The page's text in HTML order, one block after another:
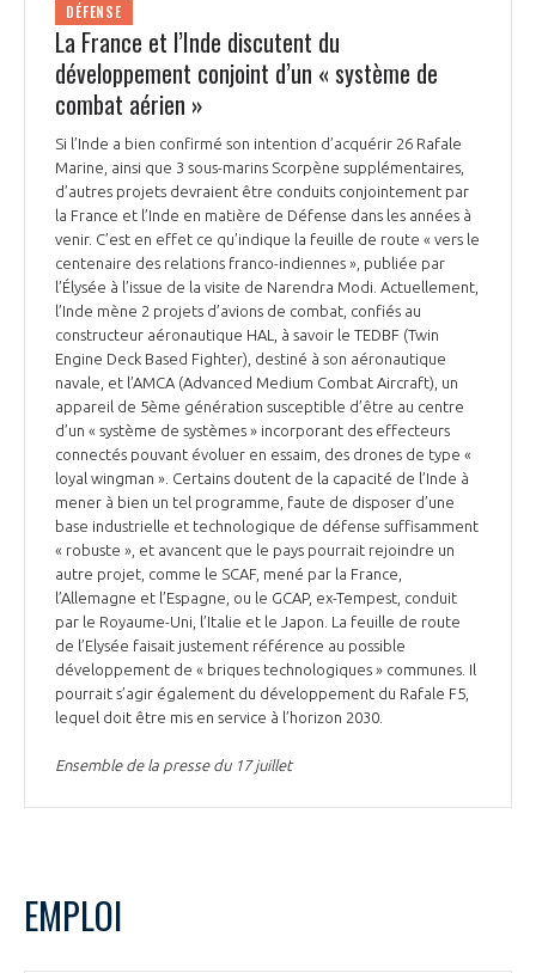
DÉFENSE
La France et l’Inde discutent du
développement conjoint d’un « système de
combat aérien »
Si l’Inde a bien confirmé son intention d’acquérir 26 Rafale
Marine, ainsi que 3 sous-marins Scorpène supplémentaires,
d’autres projets devraient être conduits conjointement par
la France et l’Inde en matière de Défense dans les années à
venir. C’est en effet ce qu’indique la feuille de route « vers le
centenaire des relations franco-indiennes », publiée par
l’Élysée à l’issue de la visite de Narendra Modi. Actuellement,
l’Inde mène 2 projets d’avions de combat, confiés au
constructeur aéronautique HAL, à savoir le TEDBF (Twin
Engine Deck Based Fighter), destiné à son aéronautique
navale, et l’AMCA (Advanced Medium Combat Aircraft), un
appareil de 5ème génération susceptible d’être au centre
d’un « système de systèmes » incorporant des effecteurs
connectés pouvant évoluer en essaim, des drones de type «
loyal wingman ». Certains doutent de la capacité de l’Inde à
mener à bien un tel programme, faute de disposer d’une
base industrielle et technologique de défense suffisamment
« robuste », et avancent que le pays pourrait rejoindre un
autre projet, comme le SCAF, mené par la France,
l’Allemagne et l’Espagne, ou le GCAP, ex-Tempest, conduit
par le Royaume-Uni, l’Italie et le Japon. La feuille de route
de l’Elysée faisait justement référence au possible
développement de « briques technologiques » communes. Il
pourrait s’agir également du développement du Rafale F5,
lequel doit être mis en service à l’horizon 2030.
Ensemble de la presse du 17 juillet
EMPLOI